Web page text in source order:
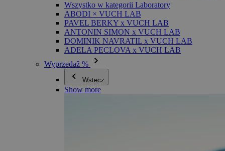
Wszystko w kategorii Laboratory
ABODI × VUCH LAB
PAVEL BERKY x VUCH LAB
ANTONIN SIMON x VUCH LAB
DOMINIK NAVRATIL x VUCH LAB
ADELA PECLOVA x VUCH LAB
Wyprzedaž %
Wstecz
Show more